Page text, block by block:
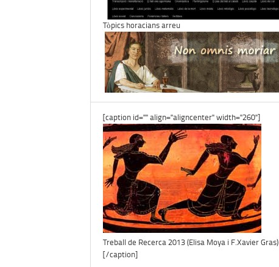
Tòpics horacians arreu
[caption id="" align="aligncenter" width="260"]
Treball de Recerca 2013 (Elisa Moya i F.Xavier Gras)
[/caption]